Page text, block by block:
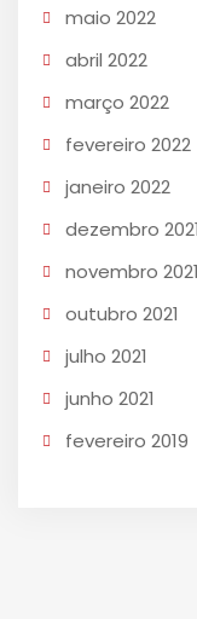
maio 2022
abril 2022
março 2022
fevereiro 2022
janeiro 2022
dezembro 2021
novembro 2021
outubro 2021
julho 2021
junho 2021
fevereiro 2019